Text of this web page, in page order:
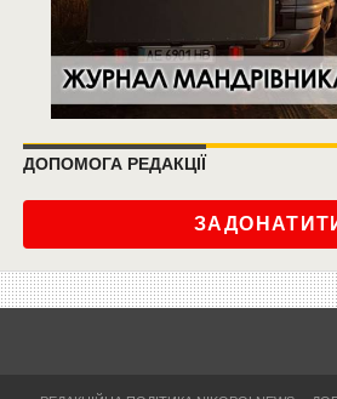
ДОПОМОГА РЕДАКЦІЇ